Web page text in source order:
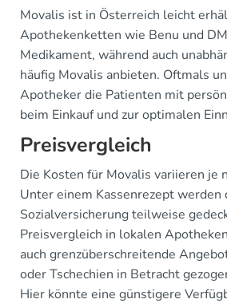
Movalis ist in Österreich leicht
Apothekenketten wie Benu und
Medikament, während auch
häufig Movalis anbieten. Oftmals
Apotheker die Patienten mit
beim Einkauf und zur optimalen
Preisvergleich
Die Kosten für Movalis variieren je
Unter einem Kassenrezept werden
Sozialversicherung teilweise
Preisvergleich in lokalen
auch grenzüberschreitende
oder Tschechien in Betracht
Hier könnte eine günstigere